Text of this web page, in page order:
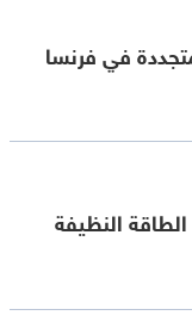
في فرنسا
النظيفة